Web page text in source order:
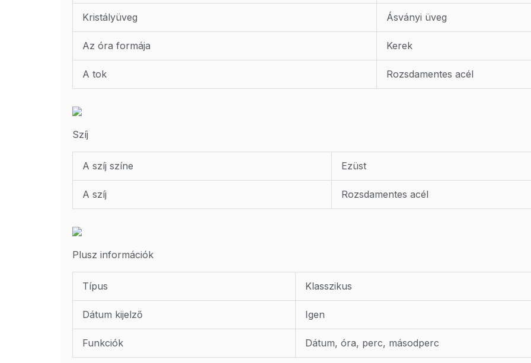
Kristályüveg Ásványi üveg
Az óra formája Kerek
A tok Rozsdamentes acél
Szíj
A szíj színe Ezüst
A szíj Rozsdamentes acél
Plusz információk
Típus Klasszikus
Dátum kijelző Igen
Funkciók Dátum, óra, perc, másodperc